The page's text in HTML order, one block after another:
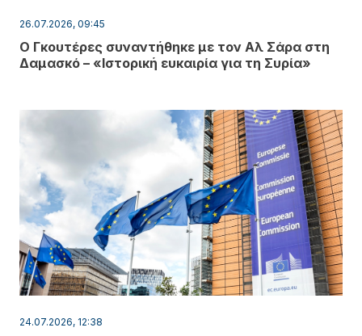
26.07.2026, 09:45
Ο Γκουτέρες συναντήθηκε με τον Αλ Σάρα στη
Δαμασκό – «Ιστορική ευκαιρία για τη Συρία»
24.07.2026, 12:38